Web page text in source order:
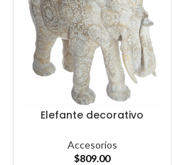
Elefante decorativo
Accesorios
$809.00